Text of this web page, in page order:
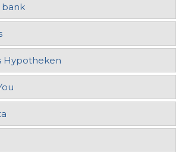
bank
Hypotheken